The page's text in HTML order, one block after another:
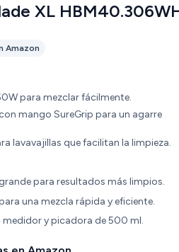
XL
Amazon
para mezclar fácilmente.
mango SureGrip para un agarre
lavavajillas que facilitan la limpieza.
para resultados más limpios.
una mezcla rápida y eficiente.
y picadora de 500 ml.